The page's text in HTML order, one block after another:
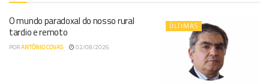
ÚLTIMAS
O mundo paradoxal do nosso rural
tardio e remoto
PORANTÓNIO COVAS 02/08/2026